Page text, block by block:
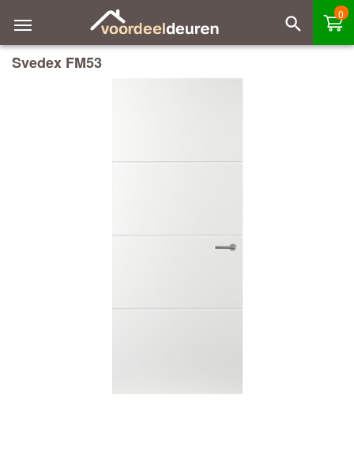
0
Svedex FM53